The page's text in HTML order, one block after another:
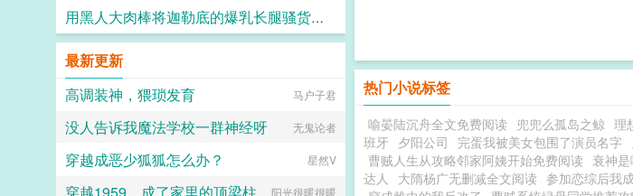
热门小说标签
喻晏陆沉舟全文免费阅读 兜兜么孤岛之鲸 理
班牙 夕阳公司 完蛋我被美女包围了演员名字
曹贼人生从攻略邻家阿姨开始免费阅读 衰神
达人
大隋杨广无删减全文阅读 参加恋综后我
用黑人大肉棒将迦勒底的爆乳长腿骚货英灵一个个的全都调教成发情媚黑母猪贱婊吧
最新更新
高调装神，猥琐发育
马户子君
没人告诉我魔法学校一群神经呀 无鬼论者
穿越成恶少狐狐怎么办？ 星然V
阳光很暖很暖